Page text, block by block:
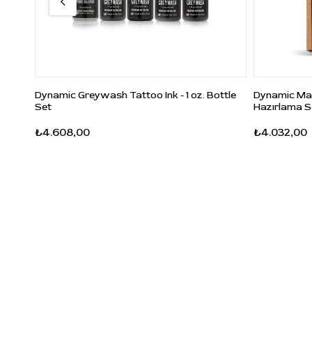
Dynamic Greywash Tattoo Ink - 1 oz. Bottle
Set
₺4.608,00
Dynamic
Hazırlama
₺4.032,00